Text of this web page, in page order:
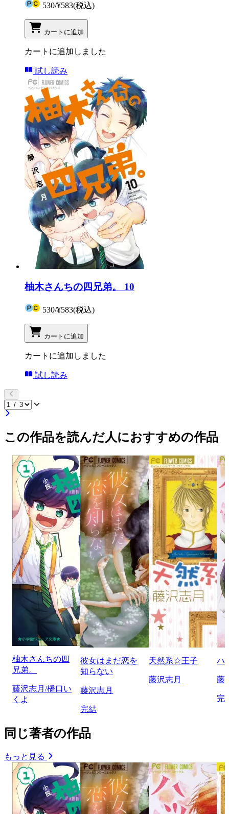
530/¥583(税込)
カートに追加
カートに追加しました
試し読み
柚木さんちの四兄弟。 10
530/¥583(税込)
カートに追加
カートに追加しました
試し読み
この作品を読んだ人におすすめの作品
柚木さんちの四
兄弟。
藤沢志月/橋口い
くよ
彼女はまだ恋を
知らない
藤沢志月
完結
天然系☆王子
藤沢志月
ハ
藤
完
同じ著者の作品
もっと見る